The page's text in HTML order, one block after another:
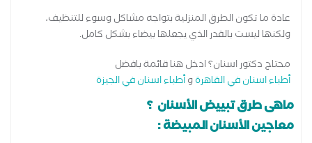
عادة ما تكون الطرق المنزلية بتواجه مشاكل وسوء للتنظيف،
ولكنها ليست بالقدر الذي يجعلها بيضاء بشكل كامل.
محتاج دكتور اسنان؟ ادخل هنا قائمة بافضل
أطباء اسنان في القاهرةوأطباء اسنان في الجيزة
ماهى طرق تبييض الأسنان ؟
معاجين الأسنان المبيضة :